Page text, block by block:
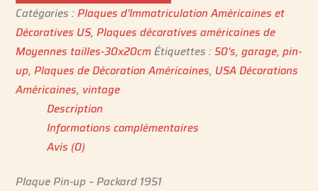
Catégories :Plaques d'Immatriculation Américaines et
Décoratives US,Plaques décoratives américaines de
Moyennes tailles-30x20cmÉtiquettes :50's,garage,pin-
up,Plaques de Décoration Américaines, USA Décorations
Américaines, vintage
Description
Informations complémentaires
Avis (0)
Plaque Pin-up – Packard 1951